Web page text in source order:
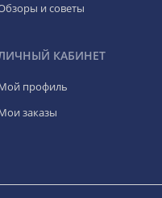
и советы
КАБИНЕТ
профиль
заказы